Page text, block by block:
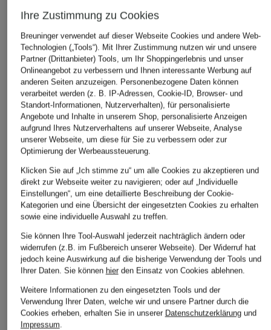
Ihre Zustimmung zu Cookies
Breuninger verwendet auf dieser Webseite Cookies und andere Web-
Technologien („Tools“). Mit Ihrer Zustimmung nutzen wir und unsere
Partner (Drittanbieter) Tools, um Ihr Shoppingerlebnis und unser
Onlineangebot zu verbessern und Ihnen interessante Werbung auf
anderen Seiten anzuzeigen. Personenbezogene Daten können
verarbeitet werden (z. B. IP-Adressen, Cookie-ID, Browser- und
Standort-Informationen, Nutzerverhalten), für personalisierte
Angebote und Inhalte in unserem Shop, personalisierte Anzeigen
aufgrund Ihres Nutzerverhaltens auf unserer Webseite, Analyse
unserer Webseite, um diese für Sie zu verbessern oder zur
Optimierung der Werbeaussteuerung.
Klicken Sie auf „Ich stimme zu“ um alle Cookies zu akzeptieren und
direkt zur Webseite weiter zu navigieren; oder auf „Individuelle
Einstellungen“, um eine detaillierte Beschreibung der Cookie-
Kategorien und eine Übersicht der eingesetzten Cookies zu erhalten
sowie eine individuelle Auswahl zu treffen.
Sie können Ihre Tool-Auswahl jederzeit nachträglich ändern oder
widerrufen (z.B. im Fußbereich unserer Webseite). Der Widerruf hat
jedoch keine Auswirkung auf die bisherige Verwendung der Tools und
Ihrer Daten. Sie können hierden Einsatz von Cookies ablehnen.
Weitere Informationen zu den eingesetzten Tools und der
Verwendung Ihrer Daten, welche wir und unsere Partner durch die
Cookies erheben, erhalten Sie in unserer Datenschutzerklärungund
Impressum.